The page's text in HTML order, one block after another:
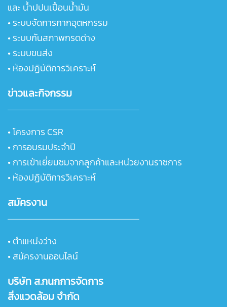
และ น้ำปปนเปื้อนน้ำมัน
• ระบบจัดการกากอุตหกรรม
• ระบบกันสภาพกรดด่าง
• ระบบขนส่ง
• ห้องปฏิบัติการวิเคราะห์
ข่าวและกิจกรรม
•โครงการ CSR
• การอบรมประจำปี
• การเข้าเยี่ยมชมจากลูกค้าและหน่วยงานราชการ
• ห้องปฏิบัติการวิเคราะห์
สมัครงาน
• ตำแหน่งว่าง
• สมัครงานออนไลน์
บริษัท ส.กนกการจัดการ
สิ่งแวดล้อม จำกัด